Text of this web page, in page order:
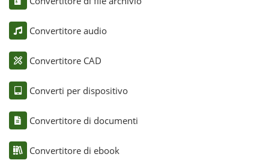
Convertitore audio
Convertitore CAD
Converti per dispositivo
Convertitore di documenti
Convertitore di ebook